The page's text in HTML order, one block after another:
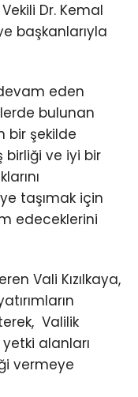
Dr. Kemal
başkanlarıyla
eden
bulunan
bir şekilde
birliği ve iyi bir
taşımak için
edeceklerini
Vali Kızılkaya,
Valilik
alanları
vermeye